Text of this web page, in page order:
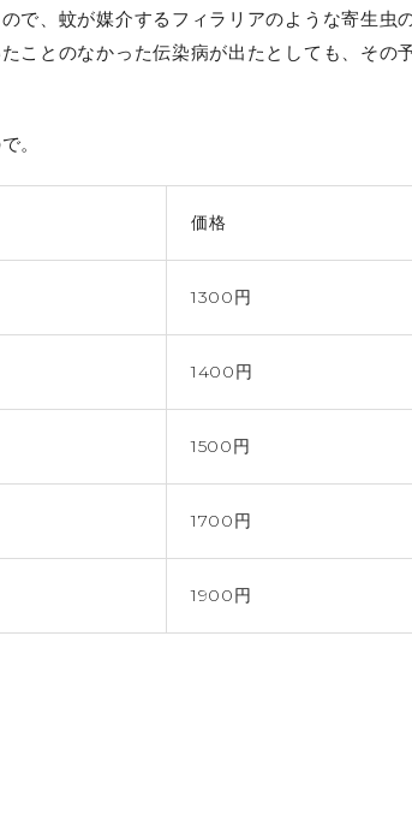
で、蚊が媒介するフィラリアのような寄生虫
ことのなかった伝染病が出たとしても、その
。
価格
1300円
1400円
1500円
1700円
1900円